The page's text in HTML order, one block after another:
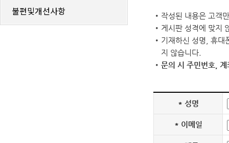
불편및개선사항
작성된 내용은 고객
게시판 성격에 맞지
기재하신 성명, 휴대
지 않습니다.
문의 시 주민번호,
* 성명
* 이메일